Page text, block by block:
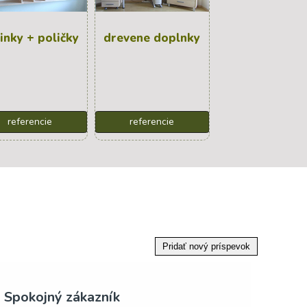
+ poličky
referencie
drevene doplnky
referencie
Nechapem